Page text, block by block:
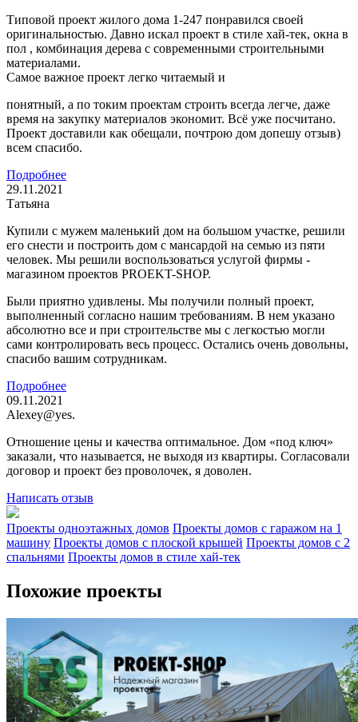
Типовой проект жилого дома 1-247 понравился своей
оригинальностью. Давно искал проект в стиле хай-тек, окна в
пол , комбинация дерева с современными строительными
материалами.
Самое важное проект легко читаемый и
понятный, а по токим проектам строить всегда легче, даже
время на закупку материалов экономит. Всё уже посчитано.
Проект доставили как обещали, почтрою дом допешу отзыв)
всем спасибо.
Подробнее
29.11.2021
Татьяна
Купили с мужем маленький дом на большом участке, решили
его снести и построить дом с мансардой на семью из пяти
человек. Мы решили воспользоваться услугой фирмы -
магазином проектов PROEKT-SHOP.
Были приятно удивлены. Мы получили полный проект,
выполненный согласно нашим требованиям. В нем указано
абсолютно все и при строительстве мы с легкостью могли
сами контролировать весь процесс. Остались очень довольны,
спасибо вашим сотрудникам.
Подробнее
09.11.2021
Alexey@yes.
Отношение цены и качества оптимальное. Дом «под ключ»
заказали, что называется, не выходя из квартиры. Согласовали
договор и проект без проволочек, я доволен.
Написать отзыв
Проекты одноэтажных домов Проекты домов с гаражом на 1
машину Проекты домов с плоской крышей Проекты домов с 2
спальнями Проекты домов в стиле хай-тек
Похожие проекты